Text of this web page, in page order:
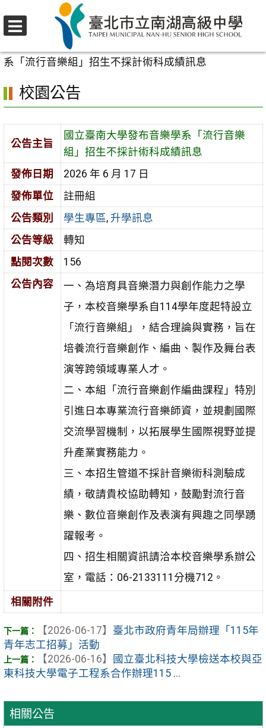
至
要
區
校園公告
系「流行音樂組」招生不採計術科成績訊息
相關公告
校園公告
公告主旨
國立臺南大學發布音樂學系「流行音樂
組」招生不採計術科成績訊息
發佈日期
2026 年 6 月 17 日
發佈單位
註冊組
公告類別
學生專區, 升學訊息
公告等級
轉知
點閱次數
156
公告內容
一、為培育具音樂潛力與創作能力之學
子，本校音樂學系自114學年度起特設立
「流行音樂組」，結合理論與實務，旨在
培養流行音樂創作、編曲、製作及舞台表
演等跨領域專業人才。
二、本組「流行音樂創作編曲課程」特別
引進日本專業流行音樂師資，並規劃國際
交流學習機制，以拓展學生國際視野並提
升產業實務能力。
三、本招生管道不採計音樂術科測驗成
績，敬請貴校協助轉知，鼓勵對流行音
樂、數位音樂創作及表演有興趣之同學踴
躍報考。
四、招生相關資訊請洽本校音樂學系辦公
室，電話：06-2133111分機712。
相關附件
【2026-06-17】 臺北市政府青年局辦理「115年
青年志工招募」活動
【2026-06-16】
國立臺北科技大學檢送本校與亞
東科技大學電子工程系合作辦理115 ...
選
單